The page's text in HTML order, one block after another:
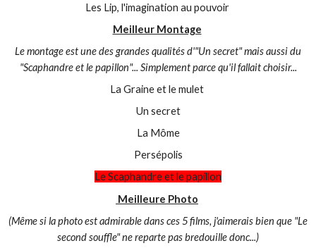
Les Lip, l'imagination au pouvoir
Meilleur Montage
Le montage est une des grandes qualités d'"Un secret" mais aussi du
"Scaphandre et le papillon"... Simplement parce qu'il fallait choisir...
La Graine et le mulet
Un secret
La Môme
Persépolis
Le Scaphandre et le papillon
Meilleure Photo
(Même si la photo est admirable dans ces 5 films, j'aimerais bien que "Le
second souffle" ne reparte pas bredouille donc...)